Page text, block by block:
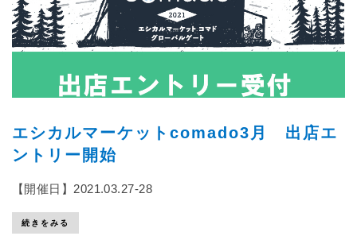
エシカルマーケットcomado3月 出店エ
ントリー開始
【開催日】2021.03.27-28
続きをみる